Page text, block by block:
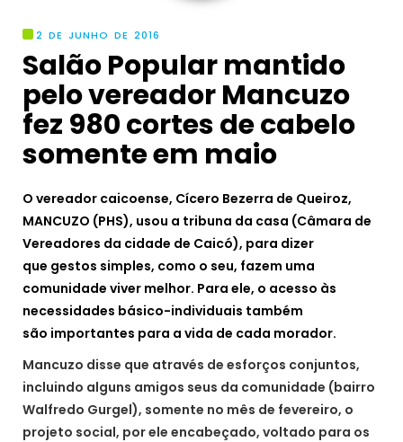
2 DE JUNHO DE 2016
Salão Popular mantido
pelo vereador Mancuzo
fez 980 cortes de cabelo
somente em maio
O vereador caicoense, Cícero Bezerra de Queiroz,
MANCUZO (PHS), usou a tribuna da casa (Câmara de
Vereadores da cidade de Caicó), para dizer
que gestos simples, como o seu, fazem uma
comunidade viver melhor. Para ele, o acesso às
necessidades básico-individuais também
são importantes para a vida de cada morador.
Mancuzo disse que através de esforços conjuntos,
incluindo alguns amigos seus da comunidade (bairro
Walfredo Gurgel), somente no mês de fevereiro, o
projeto social, por ele encabeçado, voltado para os